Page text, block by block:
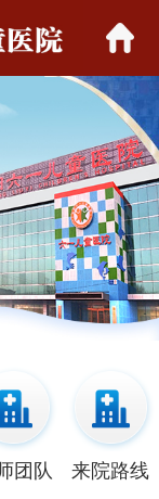
团队 来院路线